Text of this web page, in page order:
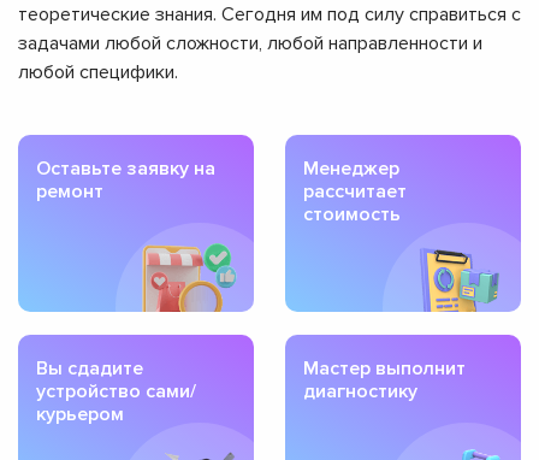
теоретические знания. Сегодня им под силу справиться с
задачами любой сложности, любой направленности и
любой специфики.
Оставьте заявку на
ремонт
Менеджер
рассчитает
стоимость
Вы сдадите
устройство сами/
курьером
Мастер выполнит
диагностику